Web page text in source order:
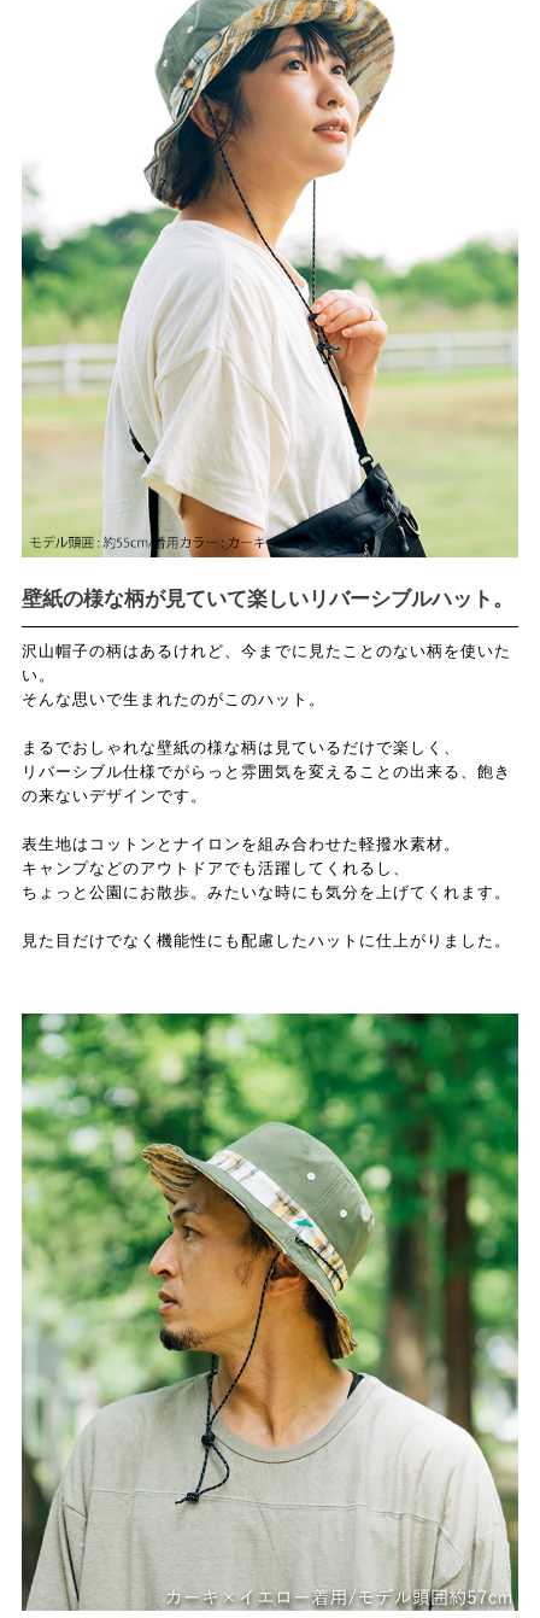
壁紙の様な柄が見ていて楽しいリバーシブルハット。
沢山帽子の柄はあるけれど、今までに見たことのない柄を使いた
い。
そんな思いで生まれたのがこのハット。
まるでおしゃれな壁紙の様な柄は見ているだけで楽しく、
リバーシブル仕様でがらっと雰囲気を変えることの出来る、飽き
の来ないデザインです。
表生地はコットンとナイロンを組み合わせた軽撥水素材。
キャンプなどのアウトドアでも活躍してくれるし、
ちょっと公園にお散歩。みたいな時にも気分を上げてくれます。
見た目だけでなく機能性にも配慮したハットに仕上がりました。